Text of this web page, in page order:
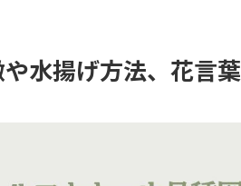
水揚げ方法、花言葉